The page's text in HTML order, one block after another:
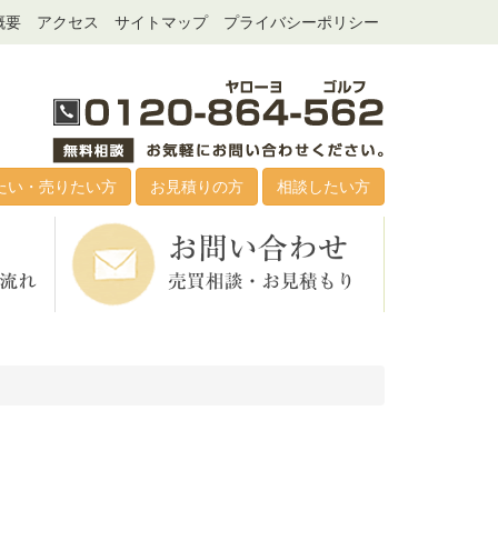
要 アクセス サイトマップ プライバシーポリシー
い・売りたい方 お見積りの方 相談したい方